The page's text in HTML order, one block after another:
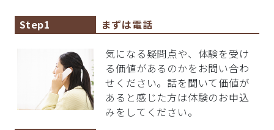
Step1
まずは電話
気になる疑問点や、体験を受け
る価値があるのかをお問い合わ
せください。話を聞いて価値が
あると感じた方は体験のお申込
みをしてください。